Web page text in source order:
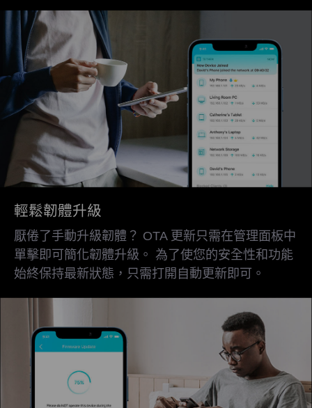
輕鬆韌體升級
厭倦了手動升級韌體？ OTA 更新只需在管理面板中
單擊即可簡化韌體升級。 為了使您的安全性和功能
始終保持最新狀態，只需打開自動更新即可。